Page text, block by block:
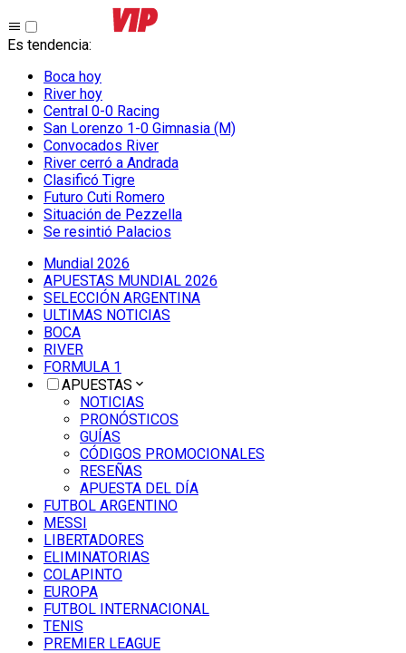
Es tendencia:
Boca hoy
River hoy
Central 0-0 Racing
San Lorenzo 1-0 Gimnasia (M)
Convocados River
River cerró a Andrada
Clasificó Tigre
Futuro Cuti Romero
Situación de Pezzella
Se resintió Palacios
Mundial 2026
APUESTAS MUNDIAL 2026
SELECCIÓN ARGENTINA
ULTIMAS NOTICIAS
BOCA
RIVER
FORMULA 1
APUESTAS
NOTICIAS
PRONÓSTICOS
GUÍAS
CÓDIGOS PROMOCIONALES
RESEÑAS
APUESTA DEL DÍA
FUTBOL ARGENTINO
MESSI
LIBERTADORES
ELIMINATORIAS
COLAPINTO
EUROPA
FUTBOL INTERNACIONAL
TENIS
PREMIER LEAGUE